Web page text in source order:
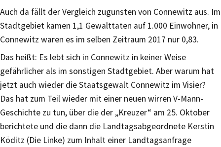
Auch da fällt der Vergleich zugunsten von Connewitz aus. Im
Stadtgebiet kamen 1,1 Gewalttaten auf 1.000 Einwohner, in
Connewitz waren es im selben Zeitraum 2017 nur 0,83.
Das heißt: Es lebt sich in Connewitz in keiner Weise
gefährlicher als im sonstigen Stadtgebiet. Aber warum hat
jetzt auch wieder die Staatsgewalt Connewitz im Visier?
Das hat zum Teil wieder mit einer neuen wirren V-Mann-
Geschichte zu tun, über die der „Kreuzer“ am 25. Oktober
berichtete und die dann die Landtagsabgeordnete Kerstin
Köditz (Die Linke) zum Inhalt einer Landtagsanfrage